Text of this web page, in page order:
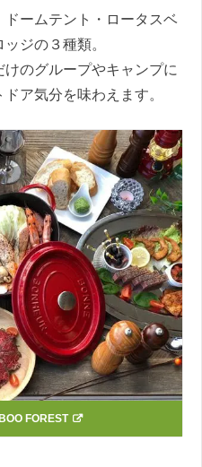
ームテント・ロータスベ
ジの３種類。
のグループやキャンプに
ア気分を味わえます。
FOREST